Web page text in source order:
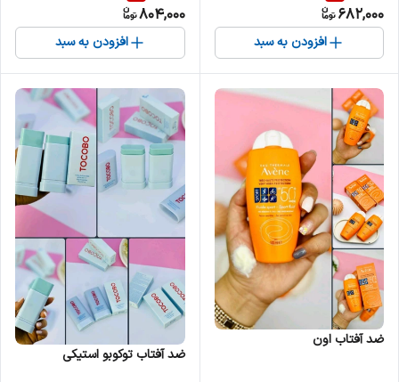
682,000
افزودن به سبد
804,000
افزودن به سبد
ضد آفتاب اون
ضد آفتاب توکوبو استیکی